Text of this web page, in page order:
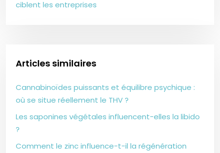
ciblent les entreprises
Articles similaires
Cannabinoïdes puissants et équilibre psychique :
où se situe réellement le THV ?
Les saponines végétales influencent-elles la libido
?
Comment le zinc influence-t-il la régénération